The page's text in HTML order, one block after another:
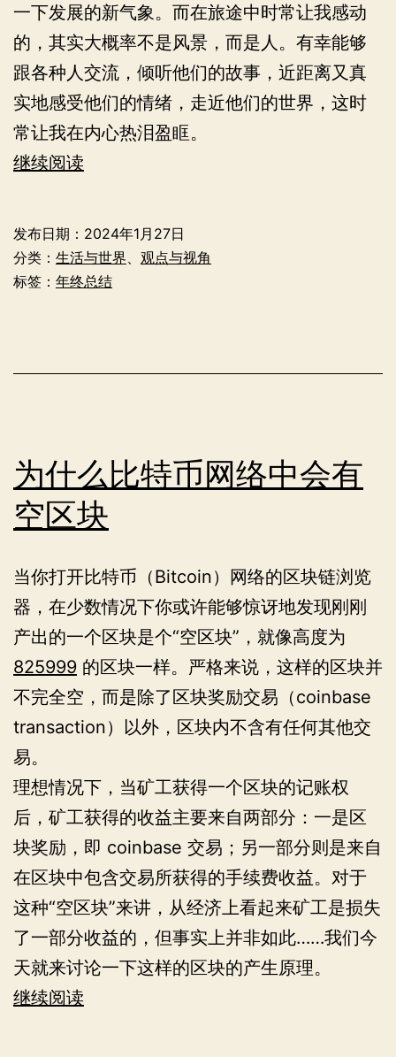
一下发展的新气象。而在旅途中时常让我感动
的，其实大概率不是风景，而是人。有幸能够
跟各种人交流，倾听他们的故事，近距离又真
实地感受他们的情绪，走近他们的世界，这时
常让我在内心热泪盈眶。
继续阅读
人
的
中
的
二
零
三
年
发布日期： 2024年1月27日
分类： 生活与世界
观点与视角
标签： 年终总结
为什么比特币网络中会有
空区块
当你打开比特币（Bitcoin）网络的区块链浏览
器，在少数情况下你或许能够惊讶地发现刚刚
产出的一个区块是个“空区块”，就像高度为
825999 的区块一样。严格来说，这样的区块并
不完全空，而是除了区块奖励交易（coinbase
transaction）以外，区块内不含有任何其他交
易。
理想情况下，当矿工获得一个区块的记账权
后，矿工获得的收益主要来自两部分：一是区
块奖励，即 coinbase 交易；另一部分则是来自
在区块中包含交易所获得的手续费收益。对于
这种“空区块”来讲，从经济上看起来矿工是损失
了一部分收益的，但事实上并非如此……我们今
天就来讨论一下这样的区块的产生原理。
继续阅读